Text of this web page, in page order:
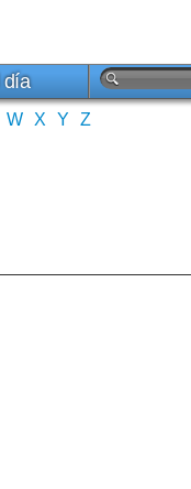
día
W X Y Z